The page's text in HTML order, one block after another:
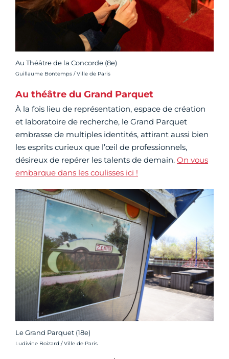
Au Théâtre de la Concorde (8e)
Crédit photo :
Guillaume Bontemps / Ville de Paris
Au théâtre du Grand Parquet
À la fois lieu de représentation, espace de création
et laboratoire de recherche, le Grand Parquet
embrasse de multiples identités, attirant aussi bien
les esprits curieux que l’œil de professionnels,
désireux de repérer les talents de demain. On vous
embarque dans les coulisses ici !
Le Grand Parquet (18e)
Crédit photo :
Ludivine Boizard / Ville de Paris